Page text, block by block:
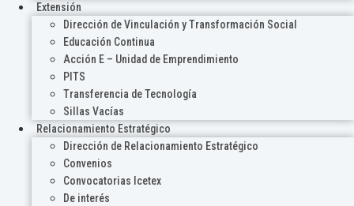
Extensión
Dirección de Vinculación y Transformación Social
Educación Continua
Acción E – Unidad de Emprendimiento
PITS
Transferencia de Tecnología
Sillas Vacías
Relacionamiento Estratégico
Dirección de Relacionamiento Estratégico
Convenios
Convocatorias Icetex
De interés